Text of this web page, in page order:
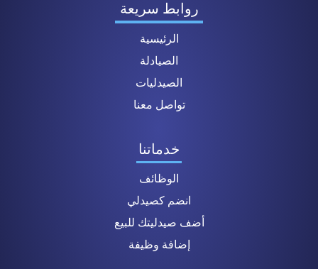
روابط سريعة
الرئيسية
الصيادلة
الصيدليات
تواصل معنا
خدماتنا
الوظائف
انضم كصيدلي
أضف صيدليتك للبيع
إضافة وظيفة